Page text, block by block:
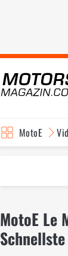
MotoE
MotoE Le